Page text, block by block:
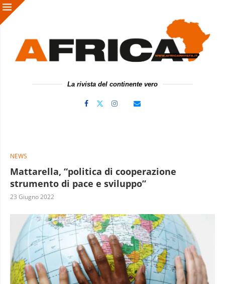
La rivista del continente vero
NEWS
Mattarella, “politica di cooperazione
strumento di pace e sviluppo”
23 Giugno 2022